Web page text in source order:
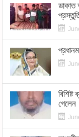
ডাকাত
গেলেন